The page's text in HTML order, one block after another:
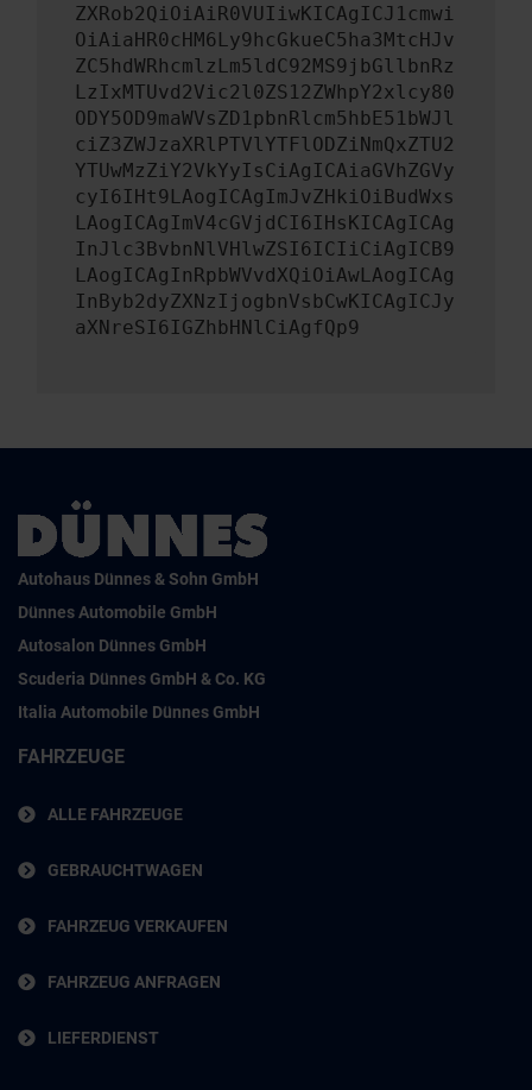
ZXRob2QiOiAiR0VUIiwKICAgICJ1cmwi
OiAiaHR0cHM6Ly9hcGkueC5ha3MtcHJv
ZC5hdWRhcmlzLm5ldC92MS9jbGllbnRz
LzIxMTUvd2Vic2l0ZS12ZWhpY2xlcy80
ODY5OD9maWVsZD1pbnRlcm5hbE51bWJl
ciZ3ZWJzaXRlPTVlYTFlODZiNmQxZTU2
YTUwMzZiY2VkYyIsCiAgICAiaGVhZGVy
cyI6IHt9LAogICAgImJvZHkiOiBudWxs
LAogICAgImV4cGVjdCI6IHsKICAgICAg
InJlc3BvbnNlVHlwZSI6ICIiCiAgICB9
LAogICAgInRpbWVvdXQiOiAwLAogICAg
InByb2dyZXNzIjogbnVsbCwKICAgICJy
aXNreSI6IGZhbHNlCiAgfQp9
Autohaus Dünnes & Sohn GmbH
Dünnes Automobile GmbH
Autosalon Dünnes GmbH
Scuderia Dünnes GmbH & Co. KG
Italia Automobile Dünnes GmbH
FAHRZEUGE
ALLE FAHRZEUGE
GEBRAUCHTWAGEN
FAHRZEUG VERKAUFEN
FAHRZEUG ANFRAGEN
LIEFERDIENST